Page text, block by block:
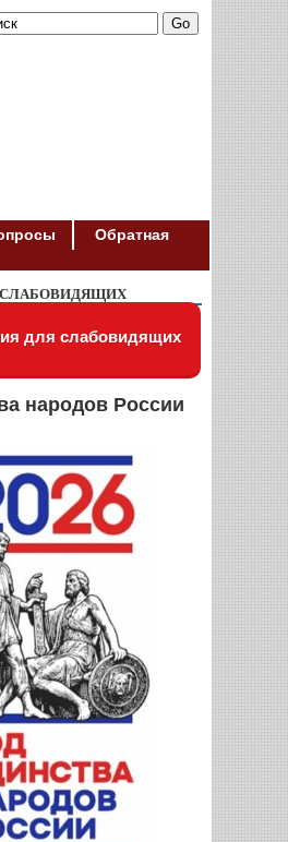
Обратная
для слабовидящих
народов России